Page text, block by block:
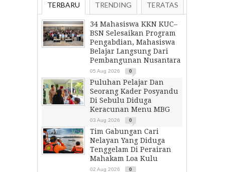
TERBARU TRENDING TERATAS
34 Mahasiswa KKN KUC–
BSN Selesaikan Program
Pengabdian, Mahasiswa
Belajar Langsung Dari
Pembangunan Nusantara
05 Aug 2026 0
Puluhan Pelajar Dan
Seorang Kader Posyandu
Di Sebulu Diduga
Keracunan Menu MBG
03 Aug 2026 0
Tim Gabungan Cari
Nelayan Yang Diduga
Tenggelam Di Perairan
Mahakam Loa Kulu
02 Aug 2026 0